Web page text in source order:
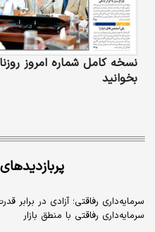
نسخه کامل شماره امروز
بخوانید
سرمایه‌داری رفاقتی؛ آزادی در برابر
سرمایه‌داری رفاقتی با منطق بازار